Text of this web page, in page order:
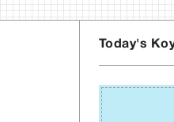
Today's